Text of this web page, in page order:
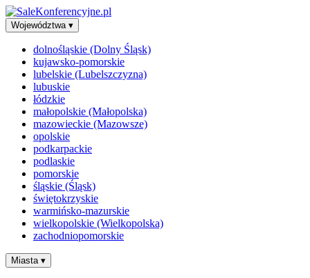
Województwa ▾
dolnośląskie (Dolny Śląsk)
kujawsko-pomorskie
lubelskie (Lubelszczyzna)
lubuskie
łódzkie
małopolskie (Małopolska)
mazowieckie (Mazowsze)
opolskie
podkarpackie
podlaskie
pomorskie
śląskie (Śląsk)
świętokrzyskie
warmińsko-mazurskie
wielkopolskie (Wielkopolska)
zachodniopomorskie
Miasta ▾